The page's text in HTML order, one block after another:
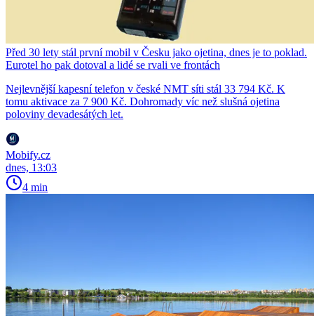
Před 30 lety stál první mobil v Česku jako ojetina, dnes je to poklad.
Eurotel ho pak dotoval a lidé se rvali ve frontách
Nejlevnější kapesní telefon v české NMT síti stál 33 794 Kč. K
tomu aktivace za 7 900 Kč. Dohromady víc než slušná ojetina
poloviny devadesátých let.
Mobify.cz
dnes, 13:03
4 min